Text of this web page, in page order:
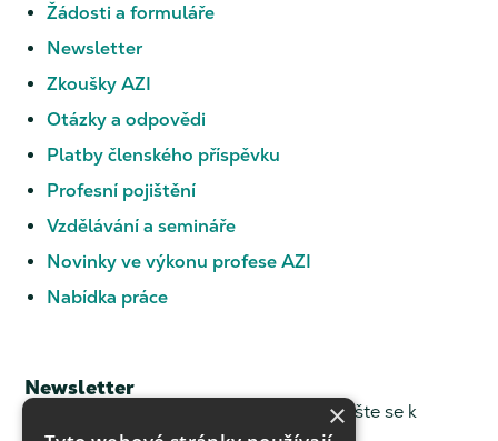
Žádosti a formuláře
Newsletter
Zkoušky AZI
Otázky a odpovědi
Platby členského příspěvku
Profesní pojištění
Vzdělávání a semináře
Novinky ve výkonu profese AZI
Nabídka práce
Newsletter
Chcete dostávat novinky z ČKZ? Přihlašte se k
×